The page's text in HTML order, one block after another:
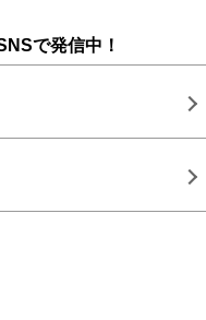
で発信中！